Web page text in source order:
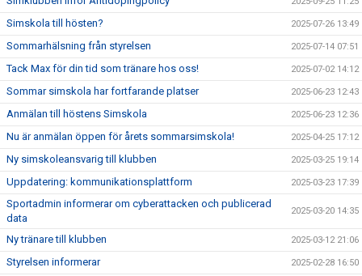
Simskola till hösten? 2025-07-26 13:49
Sommarhälsning från styrelsen 2025-07-14 07:51
Tack Max för din tid som tränare hos oss! 2025-07-02 14:12
Sommar simskola har fortfarande platser 2025-06-23 12:43
Anmälan till höstens Simskola 2025-06-23 12:36
Nu är anmälan öppen för årets sommarsimskola! 2025-04-25 17:12
Ny simskoleansvarig till klubben 2025-03-25 19:14
Uppdatering: kommunikationsplattform 2025-03-23 17:39
Sportadmin informerar om cyberattacken och publicerad
data
2025-03-20 14:35
Ny tränare till klubben 2025-03-12 21:06
Styrelsen informerar 2025-02-28 16:50